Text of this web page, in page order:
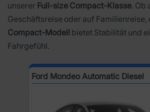
unserer Full-size Compact-Klasse. Ob
Geschäftsreise oder auf Familienreise,
Compact-Modell bietet Stabilität und
Fahrgefühl.
Ford Mondeo Automatic Diesel